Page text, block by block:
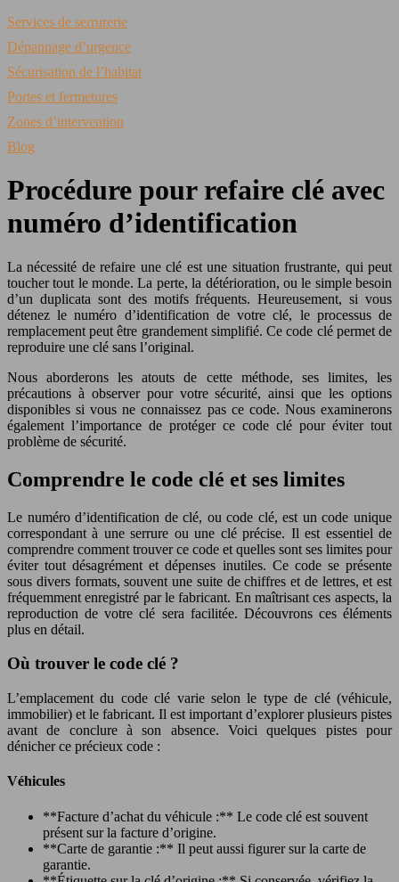
Services de serrurerie
Dépannage d’urgence
Sécurisation de l’habitat
Portes et fermetures
Zones d’intervention
Blog
Procédure pour refaire clé avec
numéro d’identification
La nécessité de refaire une clé est une situation frustrante, qui peut
toucher tout le monde. La perte, la détérioration, ou le simple besoin
d’un duplicata sont des motifs fréquents. Heureusement, si vous
détenez le numéro d’identification de votre clé, le processus de
remplacement peut être grandement simplifié. Ce code clé permet de
reproduire une clé sans l’original.
Nous aborderons les atouts de cette méthode, ses limites, les
précautions à observer pour votre sécurité, ainsi que les options
disponibles si vous ne connaissez pas ce code. Nous examinerons
également l’importance de protéger ce code clé pour éviter tout
problème de sécurité.
Comprendre le code clé et ses limites
Le numéro d’identification de clé, ou code clé, est un code unique
correspondant à une serrure ou une clé précise. Il est essentiel de
comprendre comment trouver ce code et quelles sont ses limites pour
éviter tout désagrément et dépenses inutiles. Ce code se présente
sous divers formats, souvent une suite de chiffres et de lettres, et est
fréquemment enregistré par le fabricant. En maîtrisant ces aspects, la
reproduction de votre clé sera facilitée. Découvrons ces éléments
plus en détail.
Où trouver le code clé ?
L’emplacement du code clé varie selon le type de clé (véhicule,
immobilier) et le fabricant. Il est important d’explorer plusieurs pistes
avant de conclure à son absence. Voici quelques pistes pour
dénicher ce précieux code :
Véhicules
**Facture d’achat du véhicule :** Le code clé est souvent
présent sur la facture d’origine.
**Carte de garantie :** Il peut aussi figurer sur la carte de
garantie.